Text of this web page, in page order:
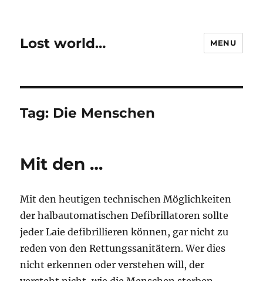
Lost world… MENU
Tag: Die Menschen
Mit den …
Mit den heutigen technischen Möglichkeiten
der halbautomatischen Defibrillatoren sollte
jeder Laie defibrillieren können, gar nicht zu
reden von den Rettungssanitätern. Wer dies
nicht erkennen oder verstehen will, der